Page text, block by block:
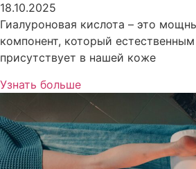
18.10.2025
Гиалуроновая кислота – это
компонент, который
присутствует в нашей коже
Узнать больше